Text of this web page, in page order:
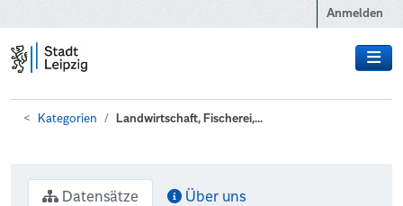
Anmelden
Kategorien Landwirtschaft, Fischerei,...
Datensätze Über uns